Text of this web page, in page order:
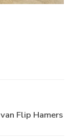
Flip Hamers